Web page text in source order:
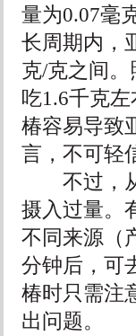
量为0.07毫
长周期内，
克/克之间
吃1.6千克
椿容易导致
言，不可轻
不过，从
摄入过量。
不同来源（
分钟后，可
椿时只需注
出问题。